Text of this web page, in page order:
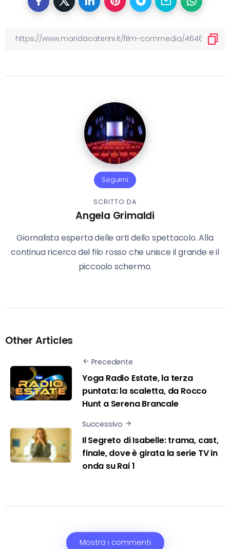
Seguimi
SCRITTO DA
Angela Grimaldi
Giornalista esperta delle arti dello spettacolo. Alla
continua ricerca del filo rosso che unisce il grande e il
piccoolo schermo.
Other Articles
Precedente
Yoga Radio Estate, la terza
puntata: la scaletta, da Rocco
Hunt a Serena Brancale
Successivo
Il Segreto di Isabelle: trama, cast,
finale, dove è girata la serie TV in
onda su Rai 1
Mostra i commenti